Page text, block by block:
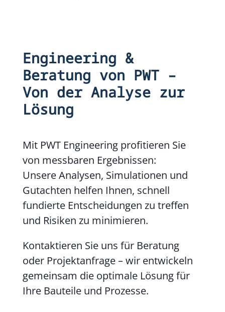
Engineering &
Beratung von PWT –
Von der Analyse zur
Lösung
Mit PWT Engineering profitieren Sie
von messbaren Ergebnissen:
Unsere Analysen, Simulationen und
Gutachten helfen Ihnen, schnell
fundierte Entscheidungen zu treffen
und Risiken zu minimieren.
Kontaktieren Sie uns für Beratung
oder Projektanfrage – wir entwickeln
gemeinsam die optimale Lösung für
Ihre Bauteile und Prozesse.